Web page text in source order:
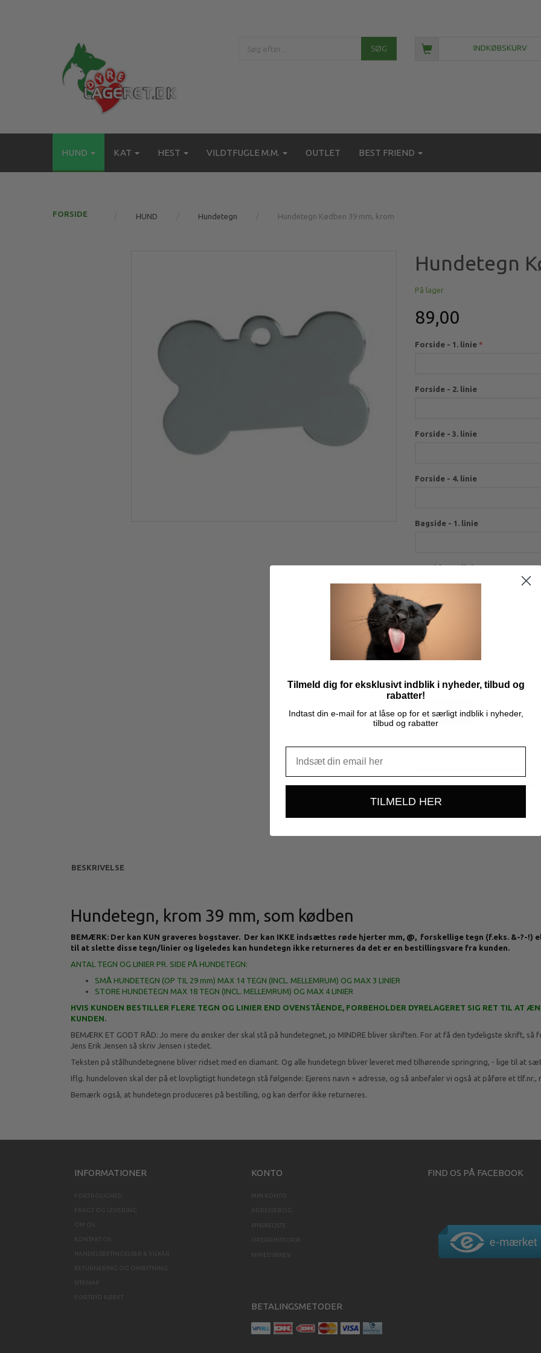
SØG INDKØBSKURV
HUND KAT HEST VILDTFUGLE M.M. OUTLET BEST FRIEND
FORSIDE HUND Hundetegn Hundetegn Kødben 39 mm, krom
Hundetegn
På lager
89,00
Forside - 1. linie
Forside - 2. linie
Forside - 3. linie
Forside - 4. linie
Bagside - 1. linie
Bagside - 2. linie
Bagside - 3. linie
Bagside - 4. linie
Læg i kurv
Hundetegn, krom 39 mm, som
Max 18 tegn pr. linie og
Mere information
BESKRIVELSE
Hundetegn, krom 39 mm, som kødben
BEMÆRK: Der kan KUN graveres bogstaver. Der kan IKKE indsættes røde hjerter mm, @, forskellige tegn (f.eks. &-?-
til at slette disse tegn/linier og ligeledes kan hundetegn ikke returneres da det er en bestillingsvare fra kunden.
ANTAL TEGN OG LINIER PR. SIDE PÅ HUNDETEGN:
SMÅ HUNDETEGN (OP TIL 29 mm) MAX 14 TEGN (INCL. MELLEMRUM) OG MAX 3 LINIER
STORE HUNDETEGN MAX 18 TEGN (INCL. MELLEMRUM) OG MAX 4 LINIER
HVIS KUNDEN BESTILLER FLERE TEGN OG LINIER END OVENSTÅENDE, FORBEHOLDER DYRELAGERET SIG RET TIL AT
KUNDEN.
BEMÆRK ET GODT RÅD: Jo mere du ønsker der skal stå på hundetegnet, jo MINDRE bliver skriften. For at få den tydeligste skrift,
Jens Erik Jensen så skriv Jensen i stedet.
Teksten på stålhundetegnene bliver ridset med en diamant. Og alle hundetegn bliver leveret med tilhørende springring, - lige til at
Iflg. hundeloven skal der på et lovpligtigt hundetegn stå følgende: Ejerens navn + adresse, og så anbefaler vi også at påføre et
Bemærk også, at hundetegn produceres på bestilling, og kan derfor ikke returneres.
INFORMATIONER
FORTROLIGHED
FRAGT OG LEVERING
OM OS
KONTAKT OS
HANDELSBETINGELSER & VILKÅR
RETURNERING OG OMBYTNING
SITEMAP
FORTRYD KØBET
KONTO
MIN KONTO
ADRESSEBOG
ØNSKELISTE
ORDREHISTORIK
NYHEDSBREV
BETALINGSMETODER
FIND OS PÅ FACEBOOK
Tilmeld dig for eksklusivt indblik i nyheder, tilbud og
rabatter!
Indtast din e-mail for at låse op for et særligt indblik i nyheder,
tilbud og rabatter
TILMELD HER